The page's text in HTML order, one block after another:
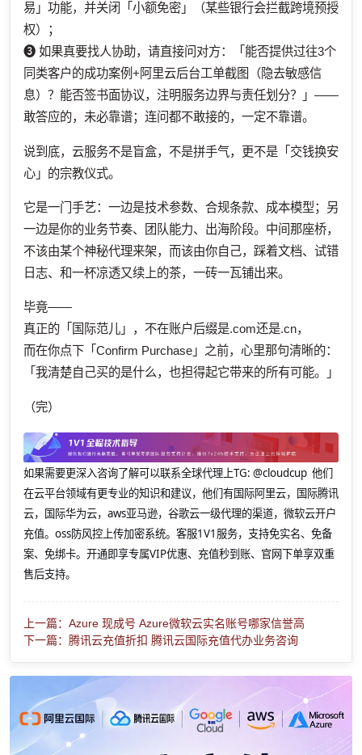
易」功能，并关闭「小额免密」（某些银行会拦截跨境预授
权）；
❸ 如果真要找人协助，请直接问对方：「能否提供过往3个
同类客户的成功案例+阿里云后台工单截图（隐去敏感信
息）？能否签书面协议，注明服务边界与责任划分？」——
敢答应的，未必靠谱；连问都不敢接的，一定不靠谱。
说到底，云服务不是盲盒，不是拼手气，更不是「交钱换安
心」的宗教仪式。
它是一门手艺：一边是技术参数、合规条款、成本模型；另
一边是你的业务节奏、团队能力、出海阶段。中间那座桥，
不该由某个神秘代理来架，而该由你自己，踩着文档、试错
日志、和一杯凉透又续上的茶，一砖一瓦铺出来。
毕竟——
真正的「国际范儿」，不在账户后缀是.com还是.cn，
而在你点下「Confirm Purchase」之前，心里那句清晰的：
「我清楚自己买的是什么，也担得起它带来的所有可能。」
（完）
如果需要更深入咨询了解可以联系全球代理上TG: @cloudcup 他们
在云平台领域有更专业的知识和建议，他们有国际阿里云，国际腾讯
云，国际华为云，aws亚马逊，谷歌云一级代理的渠道，微软云开户
充值。oss防风控上传加密系统。客服1V1服务，支持免实名、免备
案、免绑卡。开通即享专属VIP优惠、充值秒到账、官网下单享双重
售后支持。
上一篇：Azure 现成号 Azure微软云实名账号哪家信誉高
下一篇：腾讯云充值折扣 腾讯云国际充值代办业务咨询